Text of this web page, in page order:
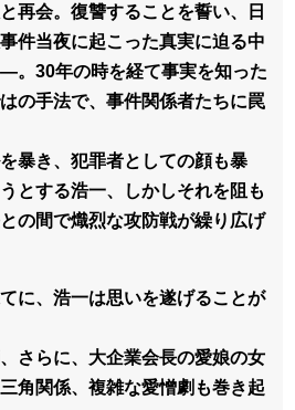
再会。復讐することを誓い、日
件当夜に起こった真実に迫る中
。30年の時を経て事実を知った
の手法で、事件関係者たちに罠
暴き、犯罪者としての顔も暴
とする浩一、しかしそれを阻も
の間で熾烈な攻防戦が繰り広げ
に、浩一は思いを遂げることが
さらに、大企業会長の愛娘の女
角関係、複雑な愛憎劇も巻き起